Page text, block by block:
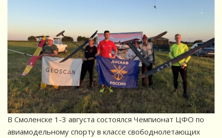
В Смоленске 1-3 августа состоялся Чемпионат ЦФО по
авиамодельному спорту в классе свободнолетающих